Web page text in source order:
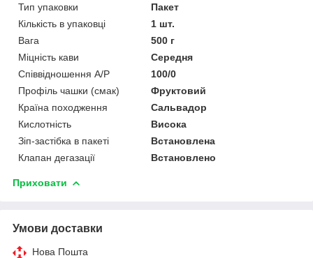
Тип упаковки
Пакет
Кількість в упаковці
1 шт.
Вага
500 г
Міцність кави
Середня
Співвідношення А/Р
100/0
Профіль чашки (смак)
Фруктовий
Країна походження
Сальвадор
Кислотність
Висока
Зіп-застібка в пакеті
Встановлена
Клапан дегазації
Встановлено
Приховати
Умови доставки
Нова Пошта